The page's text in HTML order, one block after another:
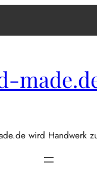
wird Handwerk